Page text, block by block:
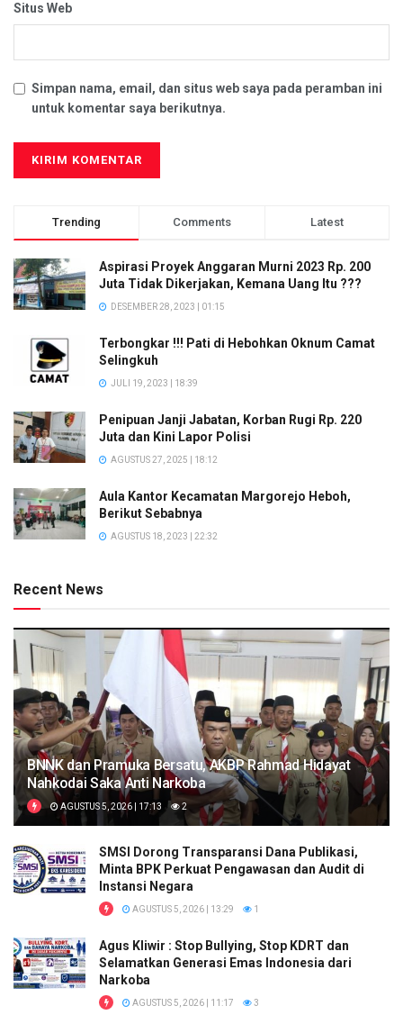
Situs Web
Simpan nama, email, dan situs web saya pada peramban ini
untuk komentar saya berikutnya.
Trending Comments Latest
Aspirasi Proyek Anggaran Murni 2023 Rp. 200
Juta Tidak Dikerjakan, Kemana Uang Itu ???
DESEMBER 28, 2023 | 01:15
Terbongkar !!! Pati di Hebohkan Oknum Camat
Selingkuh
JULI 19, 2023 | 18:39
Penipuan Janji Jabatan, Korban Rugi Rp. 220
Juta dan Kini Lapor Polisi
AGUSTUS 27, 2025 | 18:12
Aula Kantor Kecamatan Margorejo Heboh,
Berikut Sebabnya
AGUSTUS 18, 2023 | 22:32
Recent News
BNNK dan Pramuka Bersatu, AKBP Rahmad Hidayat
Nahkodai Saka Anti Narkoba
AGUSTUS 5, 2026 | 17:13 2
SMSI Dorong Transparansi Dana Publikasi,
Minta BPK Perkuat Pengawasan dan Audit di
Instansi Negara
AGUSTUS 5, 2026 | 13:29 1
Agus Kliwir : Stop Bullying, Stop KDRT dan
Selamatkan Generasi Emas Indonesia dari
Narkoba
AGUSTUS 5, 2026 | 11:17 3